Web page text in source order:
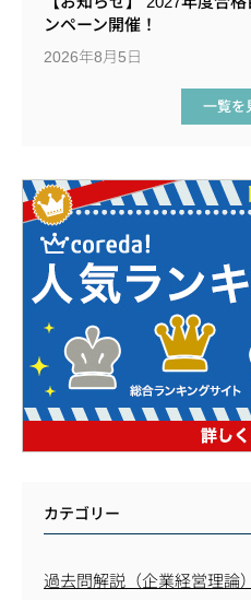
ンペーン開催！
2026年8月5日
一覧を
カテゴリー
過去問解説（企業経営理論）